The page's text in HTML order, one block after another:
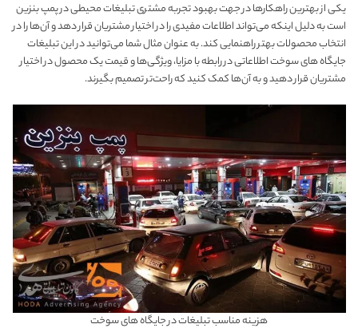
یکی از بهترین راهکارها در جهت بهبود تجربه مشتری تبلیغات محیطی در پمپ بنزین
است به دلیل اینکه می‌تواند اطلاعات مفیدی را در اختیار مشتریان قرار دهد و آن‌ها را در
انتخاب محصولات بهتر راهنمایی کند. به عنوان مثال شما می‌توانید در این تبلیغات
جایگاه های سوخت اطلاعاتی در رابطه با مزایا، ویژگی‌ها و قیمت یک محصول در اختیار
مشتریان قرار دهید و به آن‌ها کمک کنید که راحت‌تر تصمیم بگیرند.
هزینه مناسب تبلیغات در جایگاه های سوخت